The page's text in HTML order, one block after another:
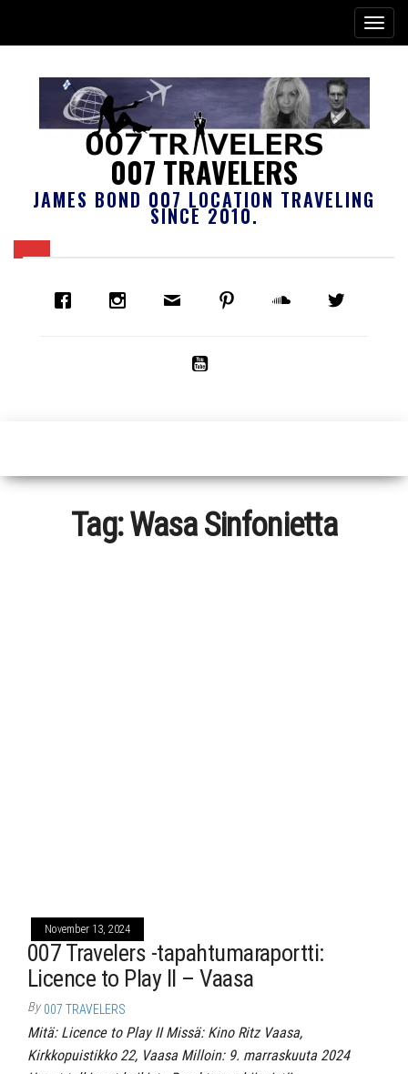
007 TRAVELERS
JAMES BOND 007 LOCATION TRAVELING
SINCE 2010.
Tag:Wasa Sinfonietta
November 13, 2024
007 Travelers -tapahtumaraportti:
Licence to Play II – Vaasa
By 007 TRAVELERS
Mitä: Licence to Play II Missä: Kino Ritz Vaasa,
Kirkkopuistikko 22, Vaasa Milloin: 9. marraskuuta 2024